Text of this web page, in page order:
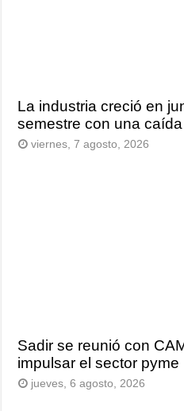
La industria creció en
semestre con una
viernes, 7 agosto, 2026
Sadir se reunió con
impulsar el sector pyme
jueves, 6 agosto, 2026